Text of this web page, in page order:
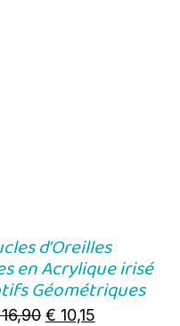
d’Oreilles
en Acrylique irisé
Géométriques
Original
€ 10,15Current